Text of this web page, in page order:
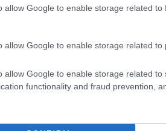
allow Google to enable storage related to
allow Google to enable storage related to
allow Google to enable storage related to
functionality and fraud prevention,
előzés,
Nem nő a károsanyag-
→ Olvassa el részletesen a